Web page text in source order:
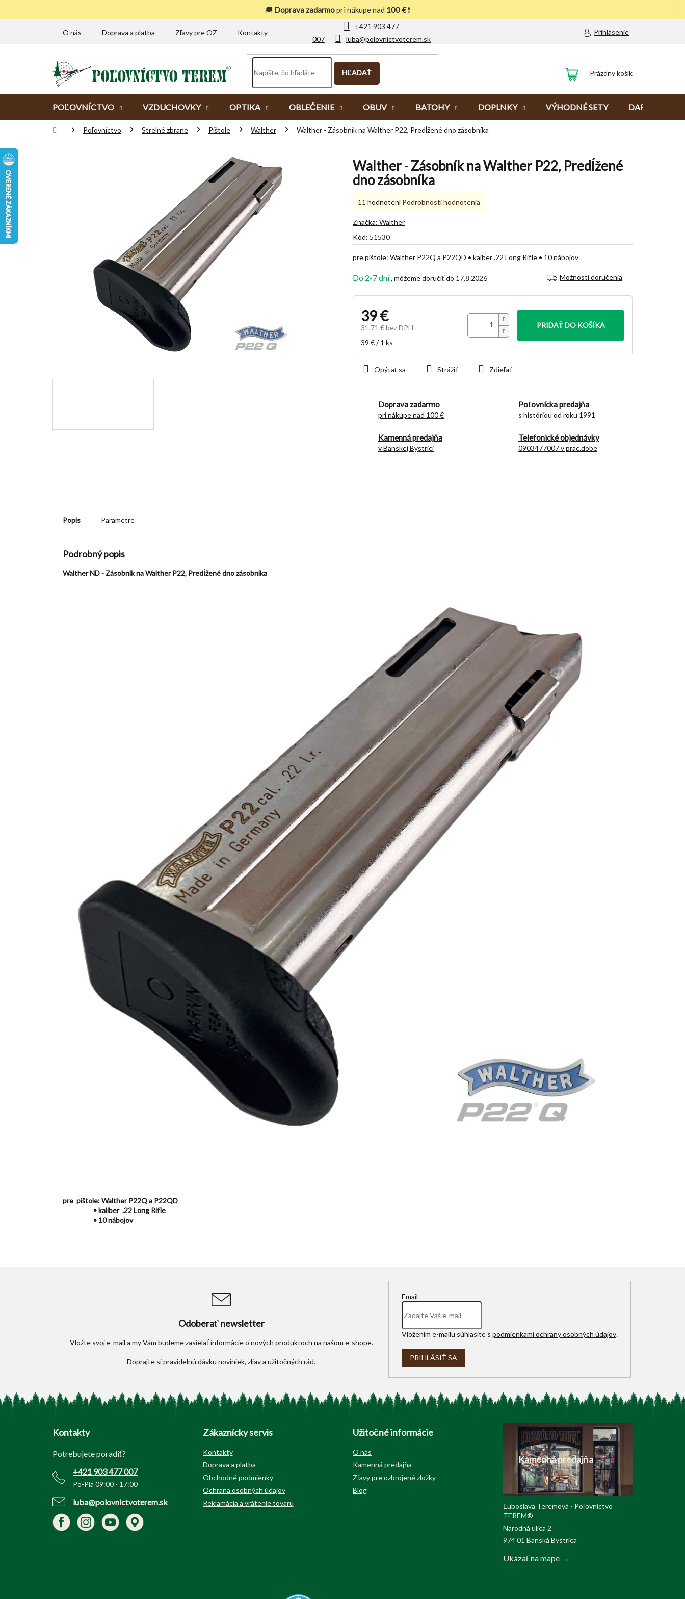
🚚 Doprava zadarmopri nákupe nad 100 €❗
+421 903 477
007
luba@polovnictvoterem.sk
O nás Doprava a platba Zľavy pre OZ Kontakty Prihlásenie
HĽADAŤ
NÁKUPNÝ
Prázdny košík
POĽOVNÍCTVO VZDUCHOVKY OPTIKA OBLEČENIE OBUV BATOHY DOPLNKY VÝHODNÉ SETY DARČEKY
DomovPoľovníctvo Strelné zbrane Pištole Walther Walther - Zásobník na Walther P22, Predĺžené dno zásobníka
Walther - Zásobník na Walther P22, Predĺžené
dno zásobníka
Kód: 51530
Do 2-7 dní 17.8.2026 Možnosti doručenia
39 €
31,71 € bez DPH
Jednotková
39 € / 1 ks
PRIDAŤ DO KOŠÍKA
Doprava zadarmo
pri nákupe nad 100 €
Poľovnícka predajňa
s históriou od roku 1991
Kamenná predajňa
v Banskej Bystrici
Telefonické objednávky
0903477007 v prac.dobe
pre pištole: Walther P22Q a P22QD • kaiber .22 Long Rifle • 10 nábojov
Opýtať sa Strážiť Zdieľať
Priemerné
produktu
5,0
5
11 hodnotení Podrobnosti hodnotenia
Značka: Walther
Popis Parametre
Podrobný popis
Walther ND - Zásobník na Walther P22, Predĺžené dno zásobníka
pre pištole: Walther P22Q a P22QD
• kaliber .22 Long Rifle
• 10 nábojov
Odoberať newsletter
Vložte svoj e-mail a my Vám budeme zasielať informácie o nových produktoch na našom e-shope.
Email
Vložením e-mailu súhlasíte s podmienkami ochrany osobných údajov.
PRIHLÁSIŤ SA
Z
Kontakty
Potrebujete poradiť?
+421 903 477 007
Po-Pia 09:00 - 17:00
luba@polovnictvoterem.sk
Zákaznícky servis
Kontakty
Doprava a platba
Obchodné podmienky
Ochrana osobných údajov
Reklamácia a vrátenie tovaru
Užitočné informácie
O nás
Kamenná predajňa
Zľavy pre ozbrojené zložky
Blog
Kamenná predajňa
Ľuboslava Teremová - Poľovnictvo
TEREM®
Národná ulica 2
974 01 Banská Bystrica
Ukázať na mape →